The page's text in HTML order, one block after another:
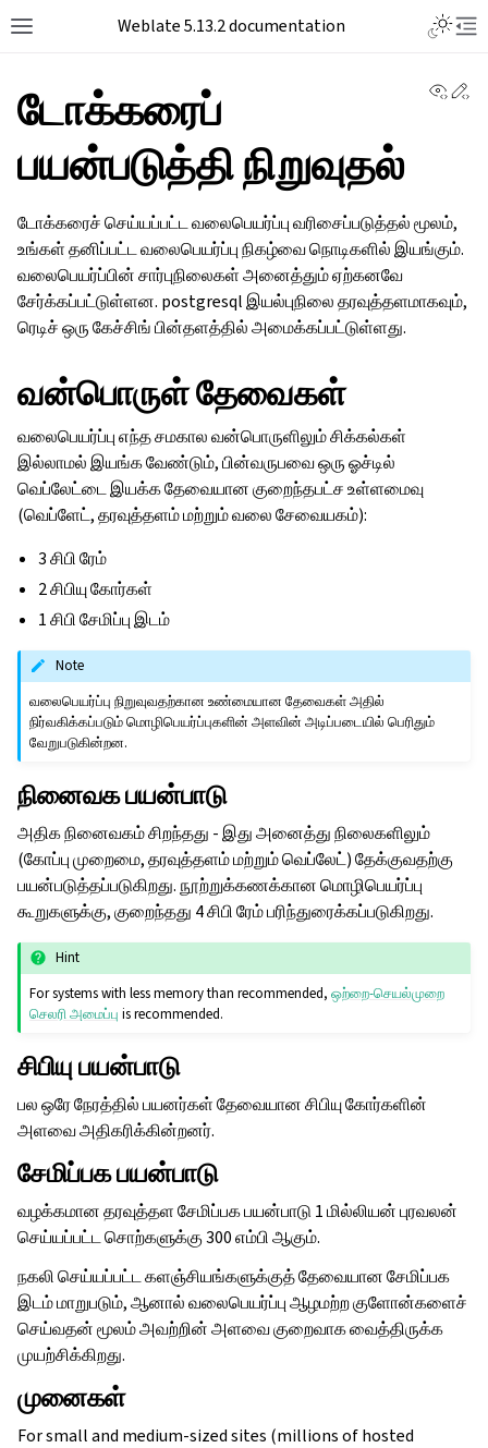
Toggle site navigation sidebar
Weblate 5.13.2 documentation
navigation of உள்ளமைவு வழிமுறைகள்
டோக்கரைப்
பயன்படுத்தி நிறுவுதல்
டோக்கரைச் செய்யப்பட்ட வலைபெயர்ப்பு வரிசைப்படுத்தல் மூலம்,
உங்கள் தனிப்பட்ட வலைபெயர்ப்பு நிகழ்வை நொடிகளில் இயங்கும்.
வலைபெயர்ப்பின் சார்புநிலைகள் அனைத்தும் ஏற்கனவே
சேர்க்கப்பட்டுள்ளன. postgresql இயல்புநிலை தரவுத்தளமாகவும்,
ரெடிச் ஒரு கேச்சிங் பின்தளத்தில் அமைக்கப்பட்டுள்ளது.
வன்பொருள் தேவைகள்
வலைபெயர்ப்பு எந்த சமகால வன்பொருளிலும் சிக்கல்கள்
இல்லாமல் இயங்க வேண்டும், பின்வருபவை ஒரு ஓச்டில்
வெப்லேட்டை இயக்க தேவையான குறைந்தபட்ச உள்ளமைவு
(வெப்ளேட், தரவுத்தளம் மற்றும் வலை சேவையகம்):
3 சிபி ரேம்
2 சிபியு கோர்கள்
1 சிபி சேமிப்பு இடம்
Note
வலைபெயர்ப்பு நிறுவுவதற்கான உண்மையான தேவைகள் அதில்
நிர்வகிக்கப்படும் மொழிபெயர்ப்புகளின் அளவின் அடிப்படையில் பெரிதும்
வேறுபடுகின்றன.
நினைவக பயன்பாடு
அதிக நினைவகம் சிறந்தது - இது அனைத்து நிலைகளிலும்
(கோப்பு முறைமை, தரவுத்தளம் மற்றும் வெப்லேட்) தேக்குவதற்கு
பயன்படுத்தப்படுகிறது. நூற்றுக்கணக்கான மொழிபெயர்ப்பு
கூறுகளுக்கு, குறைந்தது 4 சிபி ரேம் பரிந்துரைக்கப்படுகிறது.
Hint
For systems with less memory than recommended,ஒற்றை-செயல்முறை
செலரி அமைப்பு is recommended.
சிபியு பயன்பாடு
பல ஒரே நேரத்தில் பயனர்கள் தேவையான சிபியு கோர்களின்
அளவை அதிகரிக்கின்றனர்.
சேமிப்பக பயன்பாடு
வழக்கமான தரவுத்தள சேமிப்பக பயன்பாடு 1 மில்லியன் புரவலன்
செய்யப்பட்ட சொற்களுக்கு 300 எம்பி ஆகும்.
நகலி செய்யப்பட்ட களஞ்சியங்களுக்குத் தேவையான சேமிப்பக
இடம் மாறுபடும், ஆனால் வலைபெயர்ப்பு ஆழமற்ற குளோன்களைச்
செய்வதன் மூலம் அவற்றின் அளவை குறைவாக வைத்திருக்க
முயற்சிக்கிறது.
முனைகள்
For small and medium-sized sites (millions of hosted